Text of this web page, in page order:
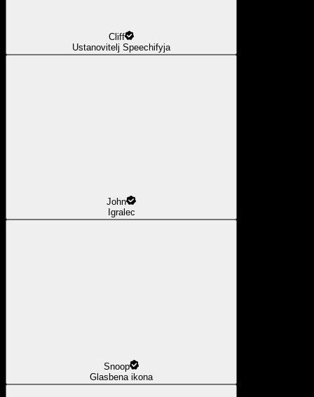
Cliff
Ustanovitelj Speechifyja
John
Igralec
Snoop
Glasbena ikona